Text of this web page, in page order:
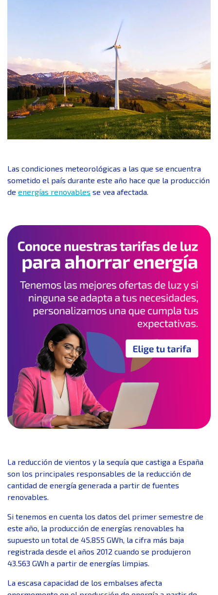
Las condiciones meteorológicas a las que se encuentra
sometido el país durante este año hace que la producción
de energías renovables se vea afectada.
La reducción de vientos y la sequía que castiga a España
son los principales responsables de la reducción de
cantidad de energía generada a partir de fuentes
renovables.
Si tenemos en cuenta los datos del primer semestre de
este año, la producción de energías renovables ha
supuesto un total de 45.855 GWh, la cifra más baja
registrada desde el años 2012 cuando se produjeron
43.563 GWh a partir de energías limpias.
La escasa capacidad de los embalses afecta